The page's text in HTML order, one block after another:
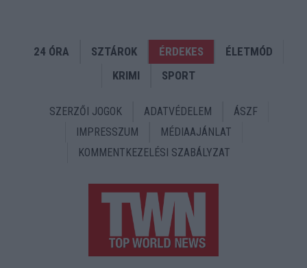
24 ÓRA SZTÁROK ÉRDEKES
ÉLETMÓD
KRIMI
SPORT
SZERZŐI JOGOK ADATVÉDELEM
ÁSZF
IMPRESSZUM
MÉDIAAJÁNLAT
KOMMENTKEZELÉSI SZABÁLYZAT